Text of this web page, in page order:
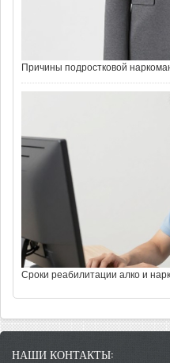
Причины подростковой
Сроки
Сроки реабилитации алко и
НАШИ КОНТАКТЫ: